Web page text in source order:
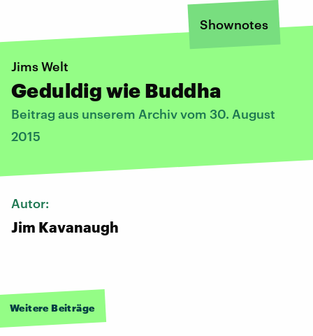
Shownotes
Jims Welt
Geduldig wie Buddha
Beitrag aus unserem Archiv vom 30. August
2015
Autor:
Jim Kavanaugh
Weitere Beiträge